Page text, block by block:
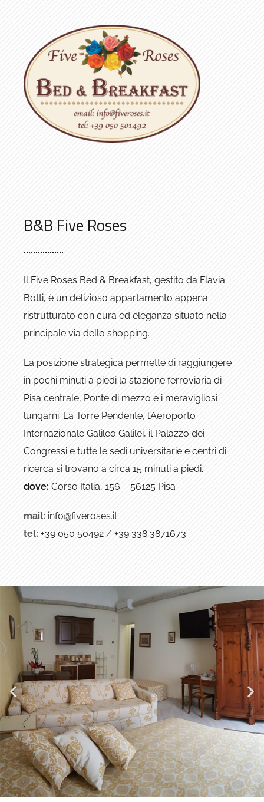
B&B Five Roses
Il Five Roses Bed & Breakfast, gestito da Flavia
Botti, è un delizioso appartamento appena
ristrutturato con cura ed eleganza situato nella
principale via dello shopping.
La posizione strategica permette di raggiungere
in pochi minuti a piedi la stazione ferroviaria di
Pisa centrale, Ponte di mezzo e i meravigliosi
lungarni. La Torre Pendente, l’Aeroporto
Internazionale Galileo Galilei, il Palazzo dei
Congressi e tutte le sedi universitarie e centri di
ricerca si trovano a circa 15 minuti a piedi.
dove: Corso Italia, 156 – 56125 Pisa
mail: info@fiveroses.it
tel: +39 050 50492 / +39 338 3871673